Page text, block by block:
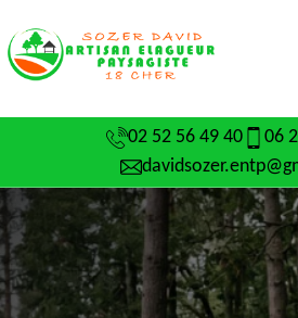
02 52 56 49 40
06